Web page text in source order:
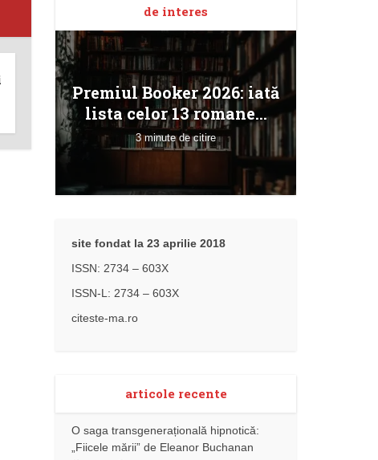
de interes
Premiul Booker 2026: iată
lista celor 13 romane...
3 minute de citire
site fondat la 23 aprilie 2018
ISSN: 2734 – 603X
ISSN-L: 2734 – 603X
citeste-ma.ro
articole recente
O saga transgenerațională hipnotică:
„Fiicele mării” de Eleanor Buchanan